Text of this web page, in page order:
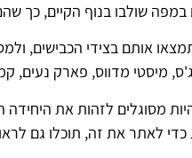
במפה שולבו בנוף הקיים, כך
אותם בצידי הכבישים,
מיסטי מדווס, פארק נעים,
מסוגלים לזהות את
לאתר את זה, תוכלו גם